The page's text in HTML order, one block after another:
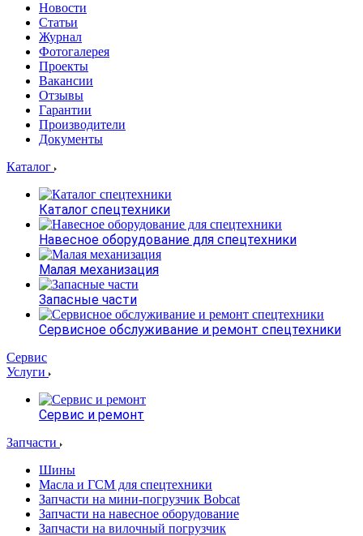
Новости
Статьи
Журнал
Фотогалерея
Проекты
Вакансии
Отзывы
Гарантии
Производители
Документы
Каталог
Каталог спецтехники
Навесное оборудование для спецтехники
Малая механизация
Запасные части
Сервисное обслуживание и ремонт спецтехники
Сервис
Услуги
Сервис и ремонт
Запчасти
Шины
Масла и ГСМ для спецтехники
Запчасти на мини-погрузчик Bobcat
Запчасти на навесное оборудование
Запчасти на вилочный погрузчик